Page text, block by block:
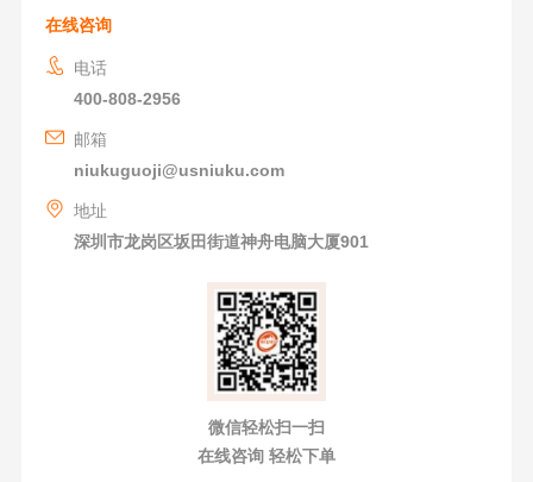
在线咨询
电话
400-808-2956
邮箱
niukuguoji@usniuku.com
地址
深圳市龙岗区坂田街道神舟电脑大厦901
微信轻松扫一扫
在线咨询 轻松下单